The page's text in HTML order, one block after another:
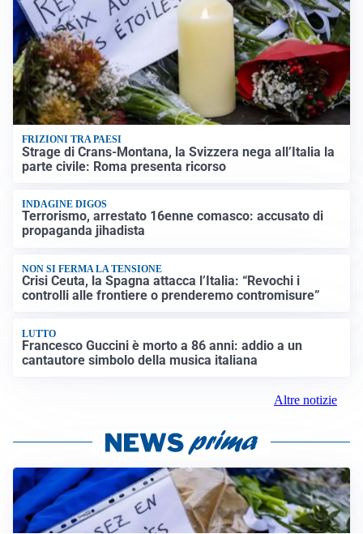
FRIZIONI TRA PAESI
Strage di Crans-Montana, la Svizzera nega all’Italia la
parte civile: Roma presenta ricorso
INDAGINE DIGOS
Terrorismo, arrestato 16enne comasco: accusato di
propaganda jihadista
NON SI FERMA LA TENSIONE
Crisi Ceuta, la Spagna attacca l’Italia: “Revochi i
controlli alle frontiere o prenderemo contromisure”
LUTTO
Francesco Guccini è morto a 86 anni: addio a un
cantautore simbolo della musica italiana
Altre notizie